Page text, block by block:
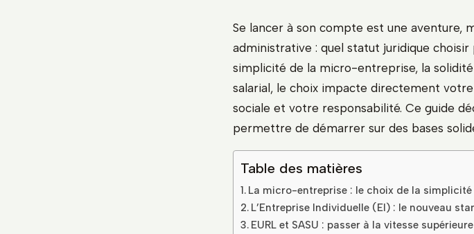
Se lancer à son compte est une aventure,
administrative : quel statut juridique
simplicité de la micro-entreprise, la
salarial, le choix impacte directement votre
sociale et votre responsabilité. Ce guide
permettre de démarrer sur des bases
Table des matières
La micro-entreprise : le choix de la
L’Entreprise Individuelle (EI) : le nouveau
EURL et SASU : passer à la vitesse